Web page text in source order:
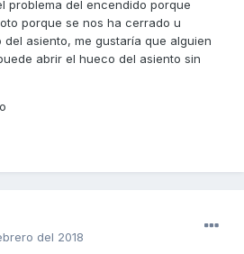
problema del encendido porque
porque se nos ha cerrado u
asiento, me gustaría que alguien
abrir el hueco del asiento sin
del 2018